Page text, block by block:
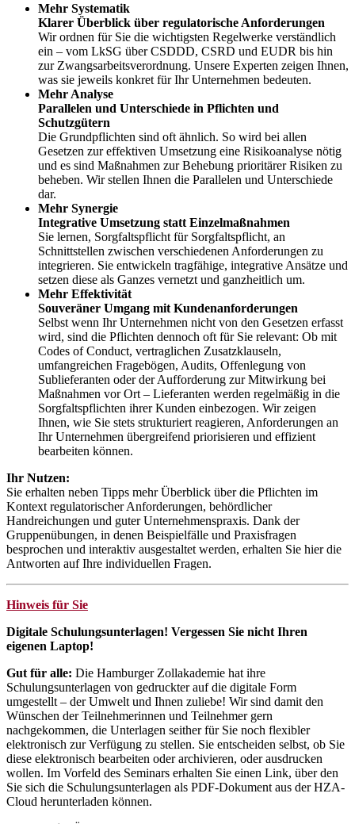
Mehr Systematik
Klarer Überblick über regulatorische Anforderungen
Wir ordnen für Sie die wichtigsten Regelwerke verständlich
ein – vom LkSG über CSDDD, CSRD und EUDR bis hin
zur Zwangsarbeitsverordnung. Unsere Experten zeigen Ihnen,
was sie jeweils konkret für Ihr Unternehmen bedeuten.
Mehr Analyse
Parallelen und Unterschiede in Pflichten und
Schutzgütern
Die Grundpflichten sind oft ähnlich. So wird bei allen
Gesetzen zur effektiven Umsetzung eine Risikoanalyse nötig
und es sind Maßnahmen zur Behebung prioritärer Risiken zu
beheben. Wir stellen Ihnen die Parallelen und Unterschiede
dar.
Mehr Synergie
Integrative Umsetzung statt Einzelmaßnahmen
Sie lernen, Sorgfaltspflicht für Sorgfaltspflicht, an
Schnittstellen zwischen verschiedenen Anforderungen zu
integrieren. Sie entwickeln tragfähige, integrative Ansätze und
setzen diese als Ganzes vernetzt und ganzheitlich um.
Mehr Effektivität
Souveräner Umgang mit Kundenanforderungen
Selbst wenn Ihr Unternehmen nicht von den Gesetzen erfasst
wird, sind die Pflichten dennoch oft für Sie relevant: Ob mit
Codes of Conduct, vertraglichen Zusatzklauseln,
umfangreichen Fragebögen, Audits, Offenlegung von
Sublieferanten oder der Aufforderung zur Mitwirkung bei
Maßnahmen vor Ort – Lieferanten werden regelmäßig in die
Sorgfaltspflichten ihrer Kunden einbezogen. Wir zeigen
Ihnen, wie Sie stets strukturiert reagieren, Anforderungen an
Ihr Unternehmen übergreifend priorisieren und effizient
bearbeiten können.
Ihr Nutzen:
Sie erhalten neben Tipps mehr Überblick über die Pflichten im
Kontext regulatorischer Anforderungen, behördlicher
Handreichungen und guter Unternehmenspraxis. Dank der
Gruppenübungen, in denen Beispielfälle und Praxisfragen
besprochen und interaktiv ausgestaltet werden, erhalten Sie hier die
Antworten auf Ihre individuellen Fragen.
Hinweis für Sie
Digitale Schulungsunterlagen! Vergessen Sie nicht Ihren
eigenen Laptop!
Gut für alle: Die Hamburger Zollakademie hat ihre
Schulungsunterlagen von gedruckter auf die digitale Form
umgestellt – der Umwelt und Ihnen zuliebe! Wir sind damit den
Wünschen der Teilnehmerinnen und Teilnehmer gern
nachgekommen, die Unterlagen seither für Sie noch flexibler
elektronisch zur Verfügung zu stellen. Sie entscheiden selbst, ob Sie
diese elektronisch bearbeiten oder archivieren, oder ausdrucken
wollen. Im Vorfeld des Seminars erhalten Sie einen Link, über den
Sie sich die Schulungsunterlagen als PDF-Dokument aus der HZA-
Cloud herunterladen können.